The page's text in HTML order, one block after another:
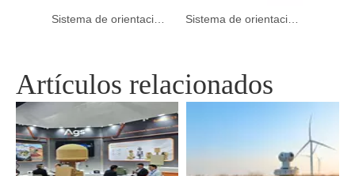
Artículos relacionados